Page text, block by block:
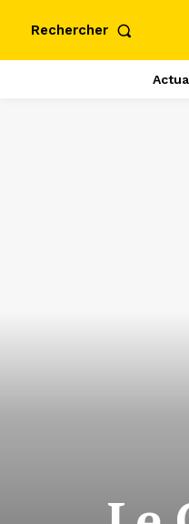
Rechercher